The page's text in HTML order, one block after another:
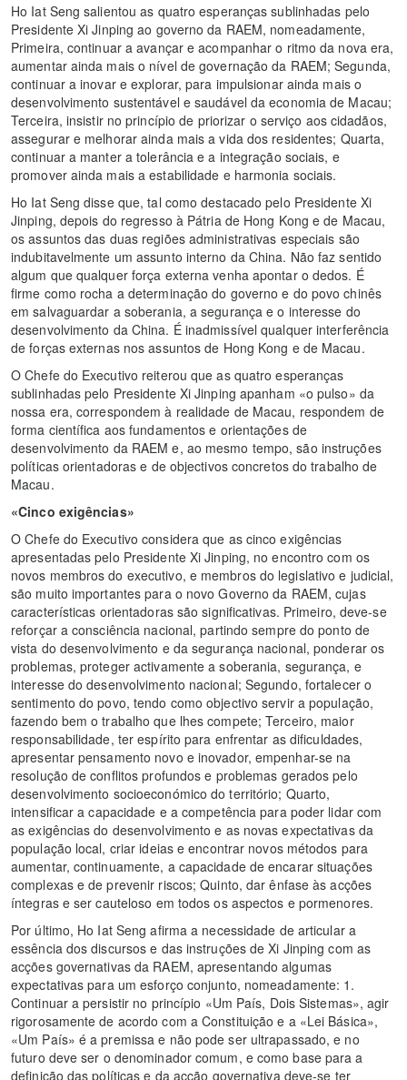
Ho Iat Seng salientou as quatro esperanças sublinhadas pelo
Presidente Xi Jinping ao governo da RAEM, nomeadamente,
Primeira, continuar a avançar e acompanhar o ritmo da nova era,
aumentar ainda mais o nível de governação da RAEM; Segunda,
continuar a inovar e explorar, para impulsionar ainda mais o
desenvolvimento sustentável e saudável da economia de Macau;
Terceira, insistir no princípio de priorizar o serviço aos cidadãos,
assegurar e melhorar ainda mais a vida dos residentes; Quarta,
continuar a manter a tolerância e a integração sociais, e
promover ainda mais a estabilidade e harmonia sociais.
Ho Iat Seng disse que, tal como destacado pelo Presidente Xi
Jinping, depois do regresso à Pátria de Hong Kong e de Macau,
os assuntos das duas regiões administrativas especiais são
indubitavelmente um assunto interno da China. Não faz sentido
algum que qualquer força externa venha apontar o dedos. É
firme como rocha a determinação do governo e do povo chinês
em salvaguardar a soberania, a segurança e o interesse do
desenvolvimento da China. É inadmissível qualquer interferência
de forças externas nos assuntos de Hong Kong e de Macau.
O Chefe do Executivo reiterou que as quatro esperanças
sublinhadas pelo Presidente Xi Jinping apanham «o pulso» da
nossa era, correspondem à realidade de Macau, respondem de
forma científica aos fundamentos e orientações de
desenvolvimento da RAEM e, ao mesmo tempo, são instruções
políticas orientadoras e de objectivos concretos do trabalho de
Macau.
«Cinco exigências»
O Chefe do Executivo considera que as cinco exigências
apresentadas pelo Presidente Xi Jinping, no encontro com os
novos membros do executivo, e membros do legislativo e judicial,
são muito importantes para o novo Governo da RAEM, cujas
características orientadoras são significativas. Primeiro, deve-se
reforçar a consciência nacional, partindo sempre do ponto de
vista do desenvolvimento e da segurança nacional, ponderar os
problemas, proteger activamente a soberania, segurança, e
interesse do desenvolvimento nacional; Segundo, fortalecer o
sentimento do povo, tendo como objectivo servir a população,
fazendo bem o trabalho que lhes compete; Terceiro, maior
responsabilidade, ter espírito para enfrentar as dificuldades,
apresentar pensamento novo e inovador, empenhar-se na
resolução de conflitos profundos e problemas gerados pelo
desenvolvimento socioeconómico do território; Quarto,
intensificar a capacidade e a competência para poder lidar com
as exigências do desenvolvimento e as novas expectativas da
população local, criar ideias e encontrar novos métodos para
aumentar, continuamente, a capacidade de encarar situações
complexas e de prevenir riscos; Quinto, dar ênfase às acções
íntegras e ser cauteloso em todos os aspectos e pormenores.
Por último, Ho Iat Seng afirma a necessidade de articular a
essência dos discursos e das instruções de Xi Jinping com as
acções governativas da RAEM, apresentando algumas
expectativas para um esforço conjunto, nomeadamente: 1.
Continuar a persistir no princípio «Um País, Dois Sistemas», agir
rigorosamente de acordo com a Constituição e a «Lei Básica»,
«Um País» é a premissa e não pode ser ultrapassado, e no
futuro deve ser o denominador comum, e como base para a
definição das políticas e da acção governativa deve-se ter